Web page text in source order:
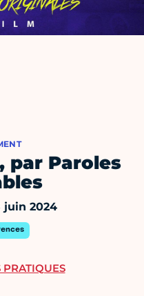
par Paroles
juin 2024